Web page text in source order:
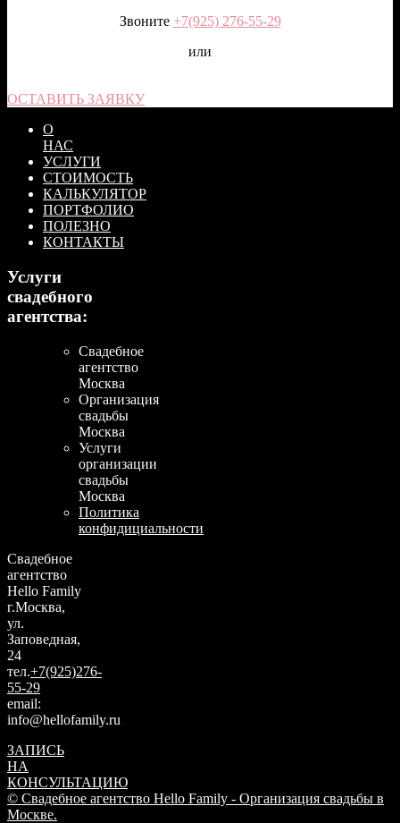
Звоните +7(925) 276-55-29
или
ОСТАВИТЬ ЗАЯВКУ
О
НАС
УСЛУГИ
СТОИМОСТЬ
КАЛЬКУЛЯТОР
ПОРТФОЛИО
ПОЛЕЗНО
КОНТАКТЫ
Услуги
свадебного
агентства:
Свадебное
агентство
Москва
Организация
свадьбы
Москва
Услуги
организации
свадьбы
Москва
Политика
конфидициальности
Свадебное
агентство
Hello Family
г.Москва,
ул.
Заповедная,
24
тел.+7(925)276-
55-29
email:
info@hellofamily.ru
ЗАПИСЬ
НА
КОНСУЛЬТАЦИЮ
© Свадебное агентство Hello Family - Организация свадьбы в
Москве.